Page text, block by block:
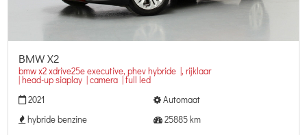
BMW X2
bmw x2 xdrive25e executive, phev hybride |, rijklaar
| head-up siaplay | camera | full led
2021
Automaat
hybride benzine
25885 km